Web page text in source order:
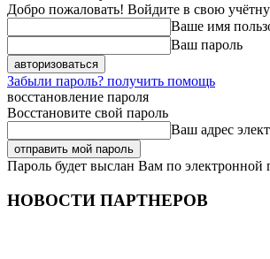
Добро пожаловать! Войдите в свою
Ваше имя
Ваш пароль
Забыли пароль? получить помощь
восстановление пароля
Восстановите свой пароль
Ваш адрес
Пароль будет выслан Вам по электронной
НОВОСТИ ПАРТНЕРОВ